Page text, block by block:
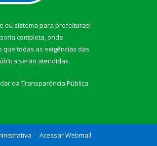
ou sistema para prefeituras!
completa, onde
que todas as exigências das
serão atendidas.
da Transparência Pública
Acessar Webmail